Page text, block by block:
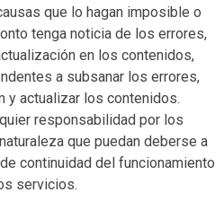
que lo hagan imposible o
tenga noticia de los errores,
en los contenidos,
a subsanar los errores,
y actualizar los contenidos.
responsabilidad por los
que puedan deberse a
continuidad del funcionamiento
servicios.